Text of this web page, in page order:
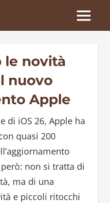
BradipoRapido.net
MENU
le novità
nuovo
Apple
di iOS 26, Apple ha
quasi 200
non si tratta di
ma di una
e piccoli ritocchi